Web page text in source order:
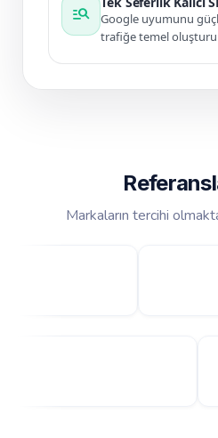
manage_search
Google uyumunu
trafiğe temel
Markaların tercihi